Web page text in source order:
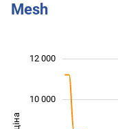
Mesh
10 000
12 000